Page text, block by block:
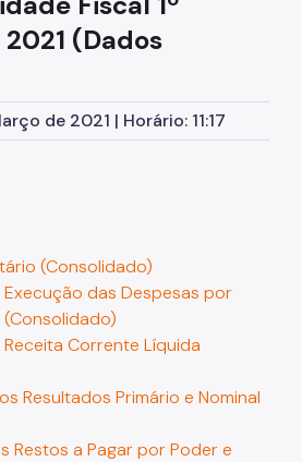
(Dados
de 2021 | Horário: 11:17
(Consolidado)
das Despesas por
Corrente Líquida
Resultados Primário e Nominal
Restos a Pagar por Poder e